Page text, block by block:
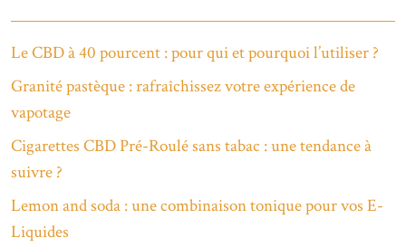
Le CBD à 40 pourcent : pour qui et pourquoi l’utiliser ?
Granité pastèque : rafraîchissez votre expérience de
vapotage
Cigarettes CBD Pré-Roulé sans tabac : une tendance à
suivre ?
Lemon and soda : une combinaison tonique pour vos E-
Liquides